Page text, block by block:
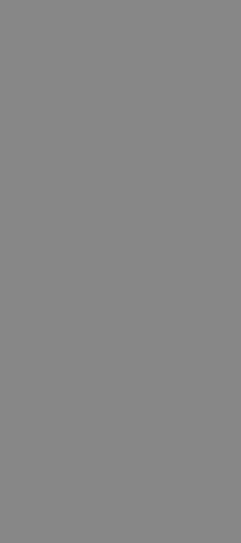
di analisi web
che si
che imposta il
di siti
e misurare le
che si
che imposta il
dell'utente
del sito.